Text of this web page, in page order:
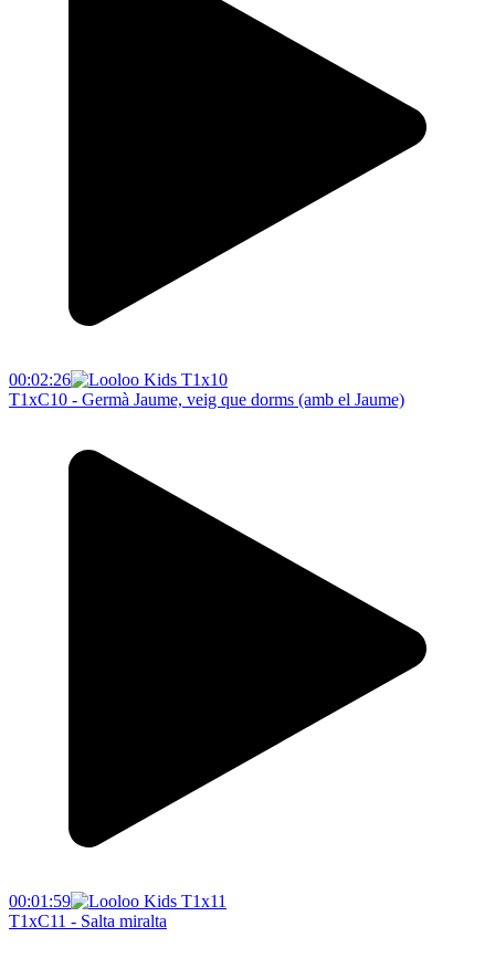
00:02:26
T1xC10 - Germà Jaume, veig que dorms (amb el Jaume)
00:01:59
T1xC11 - Salta miralta